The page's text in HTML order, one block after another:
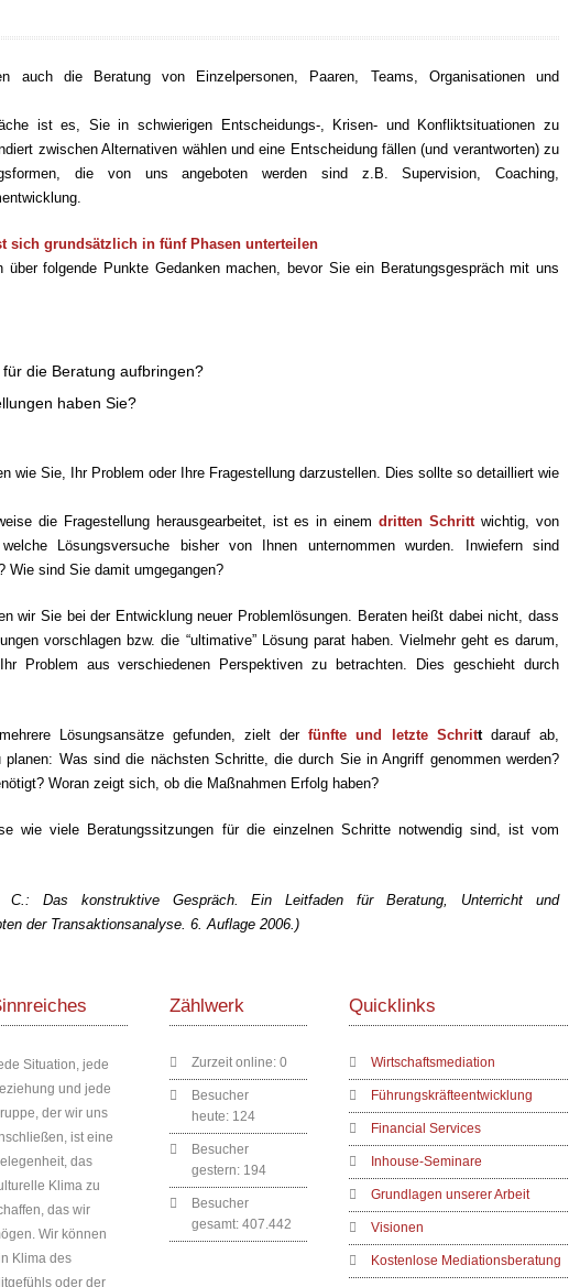
auch die Beratung von Einzelpersonen, Paaren, Teams, Organisationen und
ist es, Sie in schwierigen Entscheidungs-, Krisen- und Konfliktsituationen zu
zwischen Alternativen wählen und eine Entscheidung fällen (und verantworten) zu
die von uns angeboten werden sind z.B. Supervision, Coaching,
sich grundsätzlich in fünf Phasen unterteilen
folgende Punkte Gedanken machen, bevor Sie ein Beratungsgespräch mit uns
die Beratung aufbringen?
haben Sie?
wie Sie, Ihr Problem oder Ihre Fragestellung darzustellen. Dies sollte so detailliert wie
die Fragestellung herausgearbeitet, ist es in einemdritten Schritt wichtig, von
Lösungsversuche bisher von Ihnen unternommen wurden. Inwiefern sind
Wie sind Sie damit umgegangen?
wir Sie bei der Entwicklung neuer Problemlösungen. Beraten heißt dabei nicht, dass
vorschlagen bzw. die “ultimative” Lösung parat haben. Vielmehr geht es darum,
Problem aus verschiedenen Perspektiven zu betrachten. Dies geschieht durch
Lösungsansätze gefunden, zielt derfünfte und letzte Schrittdarauf ab,
Was sind die nächsten Schritte, die durch Sie in Angriff genommen werden?
Woran zeigt sich, ob die Maßnahmen Erfolg haben?
wie viele Beratungssitzungen für die einzelnen Schritte notwendig sind, ist vom
C.: Das konstruktive Gespräch. Ein Leitfaden für Beratung, Unterricht und
der Transaktionsanalyse. 6. Auflage 2006.)
Situation, jede
und jede
der wir uns
ist eine
das
Klima zu
das wir
Wir können
Klima des
oder der
Zählwerk
Zurzeit online: 0
Besucher
heute: 124
Besucher
gestern: 194
Besucher
gesamt: 407.442
Quicklinks
Wirtschaftsmediation
Führungskräfteentwicklung
Financial Services
Inhouse-Seminare
Grundlagen unserer Arbeit
Visionen
Kostenlose Mediationsberatung